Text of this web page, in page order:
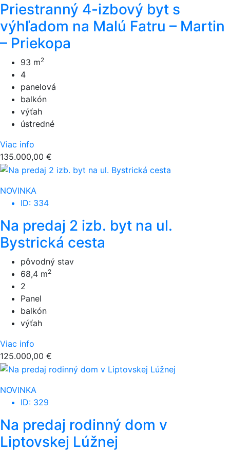
Priestranný 4-izbový byt s
výhľadom na Malú Fatru – Martin
– Priekopa
93 m2
4
panelová
balkón
výťah
ústredné
Viac info
135.000,00 €
NOVINKA
ID: 334
Na predaj 2 izb. byt na ul.
Bystrická cesta
pôvodný stav
68,4 m2
2
Panel
balkón
výťah
Viac info
125.000,00 €
NOVINKA
ID: 329
Na predaj rodinný dom v
Liptovskej Lúžnej